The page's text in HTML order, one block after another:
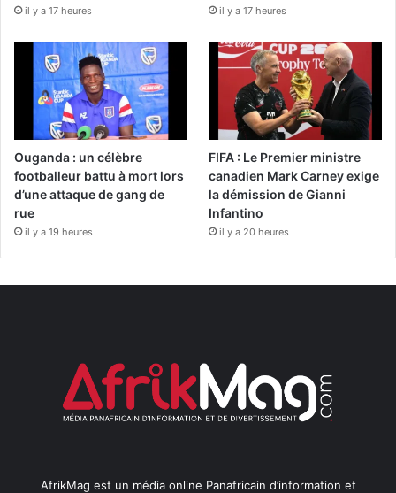
il y a 17 heures il y a 17 heures
Ouganda : un célèbre
footballeur battu à mort lors
d’une attaque de gang de
rue
il y a 19 heures
FIFA : Le Premier ministre
canadien Mark Carney exige
la démission de Gianni
Infantino
il y a 20 heures
AfrikMag est un média online Panafricain d’information et